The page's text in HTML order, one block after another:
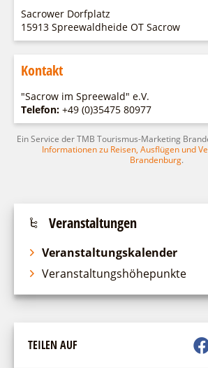
Fahrgastschiff
SPOT
Naturwelt Lieberoser Heide
Q-Gemeinde Schwielochsee
Staatlich anerkannter Erholungsort
Unternehmensbetreuung
Service
Über uns
Team
Infomaterial
Warenkorb
Sacrower Dorfplatz
15913 Spreewaldheide OT Sacrow
Kontakt
"Sacrow im Spreewald" e.V.
Telefon: +49 (0)35475 80977
Ein Service der TMB Tourismus-Marketing
Informationen zu Reisen, Ausflügen und
Brandenburg.
Veranstaltungen
Veranstaltungskalender
Veranstaltungshöhepunkte
TEILEN AUF